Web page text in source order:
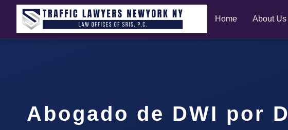
Home About Us
Abogado de DWI por